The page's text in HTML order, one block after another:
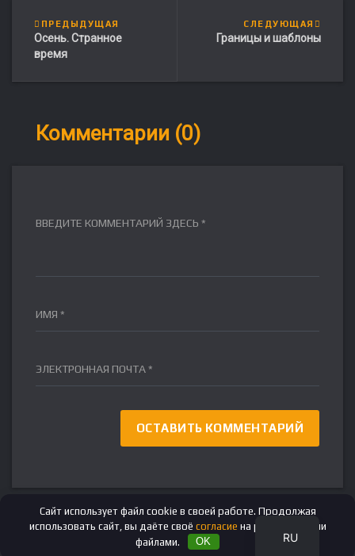
ПРЕДЫДУЩАЯ
Осень. Странное
время
СЛЕДУЮЩАЯ
Границы и шаблоны
Комментарии (0)
ВВЕДИТЕ КОММЕНТАРИЙ ЗДЕСЬ *
ИМЯ *
ЭЛЕКТРОННАЯ ПОЧТА *
RU
EN
DE
Сайт использует файл cookie в своей работе. Продолжая
использовать сайт, вы даёте своё согласие на работу с этими
файлами.
OK